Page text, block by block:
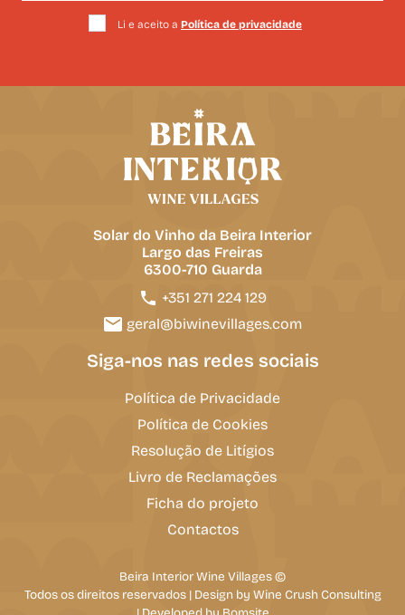
Li e aceito a Política de privacidade
Solar do Vinho da Beira Interior
Largo das Freiras
6300-710 Guarda
+351 271 224 129
geral@biwinevillages.com
Siga-nos nas redes sociais
Política de Privacidade
Política de Cookies
Resolução de Litígios
Livro de Reclamações
Ficha do projeto
Contactos
Beira Interior Wine Villages ©
Todos os direitos reservados | Design by Wine Crush Consulting